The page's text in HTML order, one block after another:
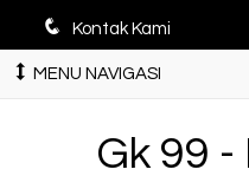
q Kontak Kami
MENU NAVIGASI
Gk 99